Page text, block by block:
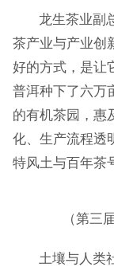
龙生茶业副
茶产业与产业创
好的方式，是让
普洱种下了六万
的有机茶园，惠
化、生产流程透
特风土与百年茶
（第三
土壤与人类